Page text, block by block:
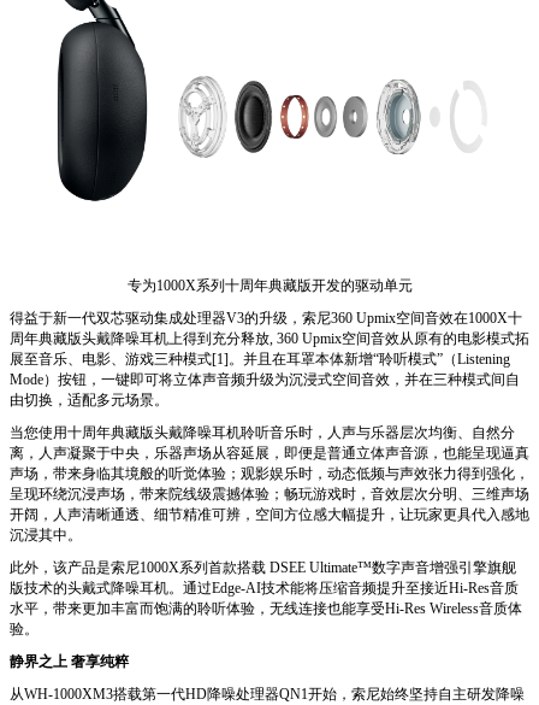
专为1000X系列十周年典藏版开发的驱动单元
得益于新一代双芯驱动集成处理器V3的升级，索尼360 Upmix空间音效在1000X十
周年典藏版头戴降噪耳机上得到充分释放, 360 Upmix空间音效从原有的电影模式拓
展至音乐、电影、游戏三种模式[1]。并且在耳罩本体新增“聆听模式”（Listening
Mode）按钮，一键即可将立体声音频升级为沉浸式空间音效，并在三种模式间自
由切换，适配多元场景。
当您使用十周年典藏版头戴降噪耳机聆听音乐时，人声与乐器层次均衡、自然分
离，人声凝聚于中央，乐器声场从容延展，即便是普通立体声音源，也能呈现逼真
声场，带来身临其境般的听觉体验；观影娱乐时，动态低频与声效张力得到强化，
呈现环绕沉浸声场，带来院线级震撼体验；畅玩游戏时，音效层次分明、三维声场
开阔，人声清晰通透、细节精准可辨，空间方位感大幅提升，让玩家更具代入感地
沉浸其中。
此外，该产品是索尼1000X系列首款搭载 DSEE Ultimate™数字声音增强引擎旗舰
版技术的头戴式降噪耳机。通过Edge-AI技术能将压缩音频提升至接近Hi-Res音质
水平，带来更加丰富而饱满的聆听体验，无线连接也能享受Hi-Res Wireless音质体
验。
静界之上 奢享纯粹
从WH-1000XM3搭载第一代HD降噪处理器QN1开始，索尼始终坚持自主研发降噪